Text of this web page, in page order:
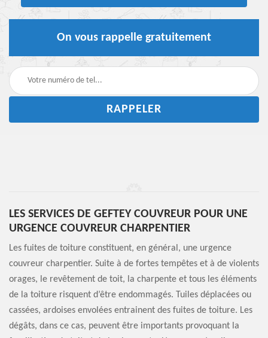
On vous rappelle gratuitement
LES SERVICES DE GEFTEY COUVREUR POUR UNE
URGENCE COUVREUR CHARPENTIER
Les fuites de toiture constituent, en général, une urgence
couvreur charpentier. Suite à de fortes tempêtes et à de violents
orages, le revêtement de toit, la charpente et tous les éléments
de la toiture risquent d’être endommagés. Tuiles déplacées ou
cassées, ardoises envolées entrainent des fuites de toiture. Les
dégâts, dans ce cas, peuvent être importants provoquant la